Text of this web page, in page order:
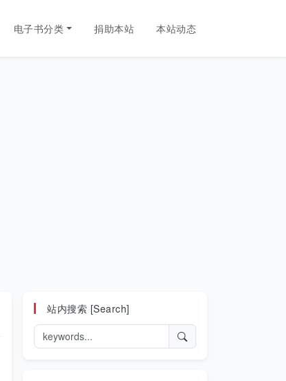
电子书分类 捐助本站 本站动态
站内搜索 [Search]